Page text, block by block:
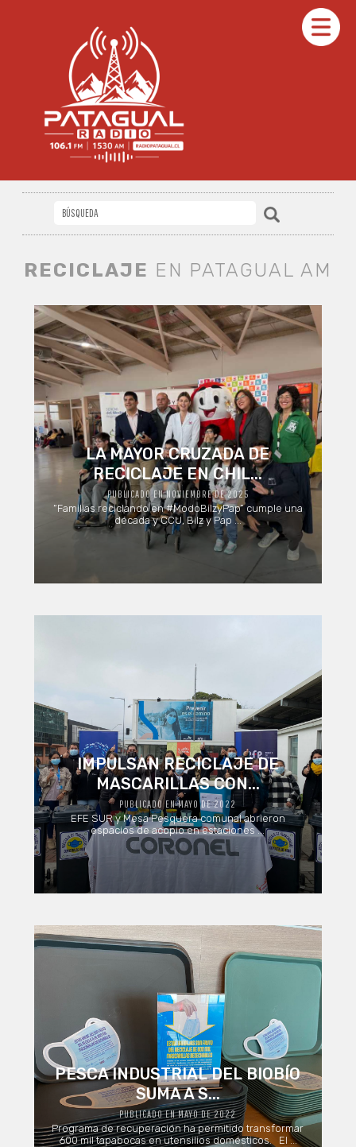
RECICLAJE EN PATAGUAL AM
LA MAYOR CRUZADA DE
RECICLAJE EN CHIL...
PUBLICADO EN NOVIEMBRE DE 2025
“Familias reciclando en #ModoBilzyPap” cumple una
década y CCU, Bilz y Pap ...
IMPULSAN RECICLAJE DE
MASCARILLAS CON...
PUBLICADO EN MAYO DE 2022
EFE SUR y Mesa Pesquera comunal abrieron
espacios de acopio en estaciones ...
PESCA INDUSTRIAL DEL BIOBÍO
SUMA A S...
PUBLICADO EN MAYO DE 2022
Programa de recuperación ha permitido transformar
600 mil tapabocas en utensilios domésticos. El ...